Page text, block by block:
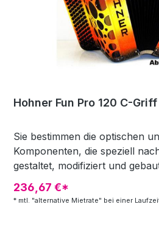
Hohner Fun Pro 120 C-Griff
Sie bestimmen die optischen
Komponenten, die speziell
gestaltet, modifiziert und gebaut
Akkordeons können bei
motiven, Tastatur und
Gern erstellen wir ein
236,67 €*
* mtl. "alternative Mietrate" bei einer